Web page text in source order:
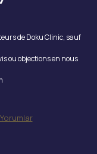
de Doku Clinic, sauf
ou objections en nous